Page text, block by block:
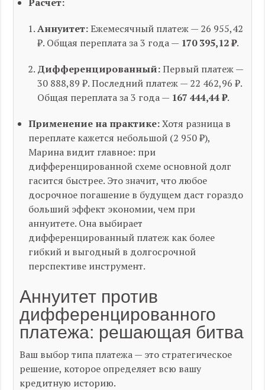
Аннуитет:Ежемесячный платеж — 26 955,42
₽. Общая переплата за 3 года — 170 395,12 ₽.
Дифференцированный:Первый платеж —
30 888,89 ₽. Последний платеж — 22 462,96 ₽.
Общая переплата за 3 года — 167 444,44 ₽.
Применение на практике:Хотя разница в
переплате кажется небольшой (2 950 ₽),
Марина видит главное: при
дифференцированной схеме основной долг
гасится быстрее. Это значит, что любое
досрочное погашение в будущем даст гораздо
больший эффект экономии, чем при
аннуитете. Она выбирает
дифференцированный платеж как более
гибкий и выгодный в долгосрочной
перспективе инструмент.
Аннуитет против
дифференцированного
платежа: решающая битва
Ваш выбор типа платежа — это стратегическое
решение, которое определяет всю вашу
кредитную историю.